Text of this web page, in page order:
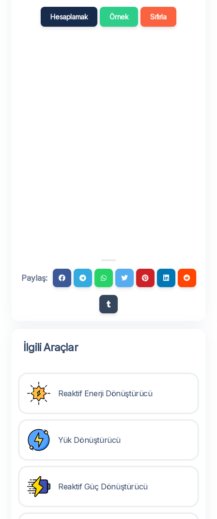
Hesaplamak Örnek Sıfırla
Paylaş:
İlgili Araçlar
Reaktif Enerji Dönüştürücü
Yük Dönüştürücü
Reaktif Güç Dönüştürücü